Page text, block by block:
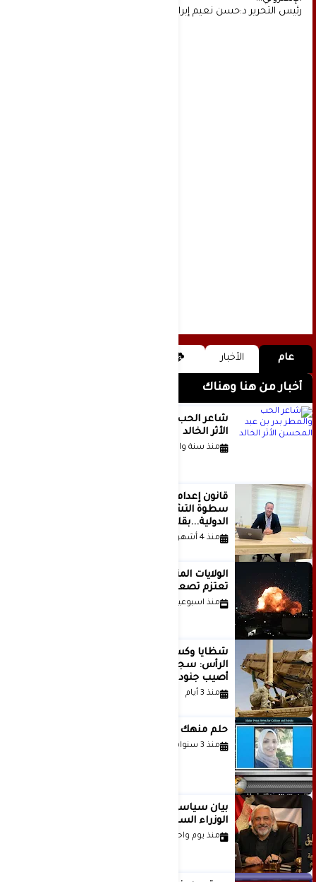
رئيس التحرير د:حسن نعيم إبراهيم.
عام الأخبار
أخبار من هنا وهناك
الأثر الخالد
منذ سنة واحدة
قانون إعدام الأسرى الفلسطينيين: بين
سطوة التشريع وانهيار منظومة العدالة
الدولية...بقلم الدكتور وسيم وني
منذ 4 أشهر
الولايات المتحدة أبلغت إسرائيل بأنها
تعتزم تصعيد هجماتها على إيران
منذ اسبوعين
شظايا وكسور في العظام وإصابات في
الرأس: سجلات جديدة تكشف كيف
أصيب جنود أمريكيون في الحرب الإيرانية
منذ 3 أيام
حلم منهك للشاعرة رانيا فخري موسى
منذ 3 سنوات
بيان سياسي رداً على موقف مجلس
الوزراء السعودي
منذ يوم واحد